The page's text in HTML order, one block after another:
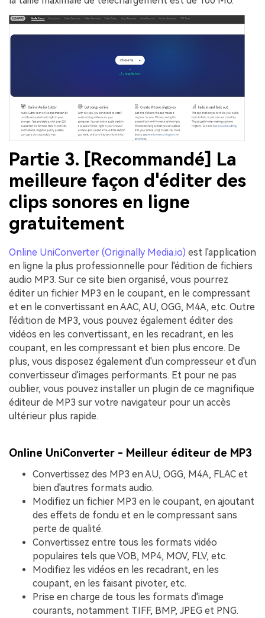
Partie 3. [Recommandé] La
meilleure façon d'éditer des
clips sonores en ligne
gratuitement
Online UniConverter (Originally Media.io) est l'application
en ligne la plus professionnelle pour l'édition de fichiers
audio MP3. Sur ce site bien organisé, vous pourrez
éditer un fichier MP3 en le coupant, en le compressant
et en le convertissant en AAC, AU, OGG, M4A, etc. Outre
l'édition de MP3, vous pouvez également éditer des
vidéos en les convertissant, en les recadrant, en les
coupant, en les compressant et bien plus encore. De
plus, vous disposez également d'un compresseur et d'un
convertisseur d'images performants. Et pour ne pas
oublier, vous pouvez installer un plugin de ce magnifique
éditeur de MP3 sur votre navigateur pour un accès
ultérieur plus rapide.
Online UniConverter - Meilleur éditeur de MP3
Convertissez des MP3 en AU, OGG, M4A, FLAC et
bien d'autres formats audio.
Modifiez un fichier MP3 en le coupant, en ajoutant
des effets de fondu et en le compressant sans
perte de qualité.
Convertissez entre tous les formats vidéo
populaires tels que VOB, MP4, MOV, FLV, etc.
Modifiez les vidéos en les recadrant, en les
coupant, en les faisant pivoter, etc.
Prise en charge de tous les formats d'image
courants, notamment TIFF, BMP, JPEG et PNG.